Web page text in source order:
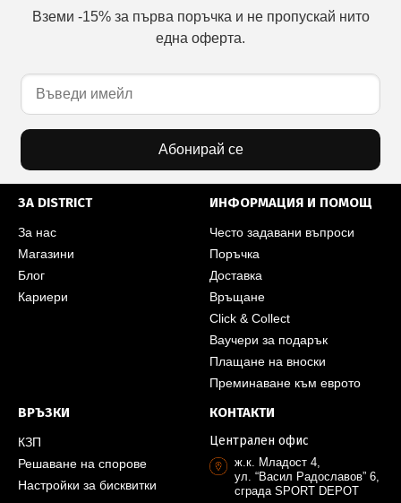
Вземи -15% за първа поръчка и не пропускай нито
една оферта.
Абонирай се
ЗА DISTRICT
За нас
Магазини
Блог
Кариери
ИНФОРМАЦИЯ И ПОМОЩ
Често задавани въпроси
Поръчка
Доставка
Връщане
Click & Collect
Ваучери за подарък
Плащане на вноски
Преминаване към еврото
ВРЪЗКИ
КЗП
Решаване на спорове
Настройки за бисквитки
КОНТАКТИ
Централен офис
ж.к. Младост 4,
ул. “Васил Радославов” 6,
сграда SPORT DEPOT